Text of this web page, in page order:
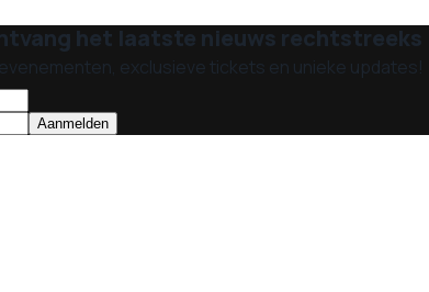
het laatste nieuws rechtstreeks
exclusieve tickets en unieke updates!